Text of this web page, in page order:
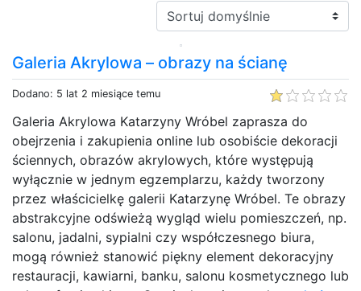
Sortuj:
Galeria Akrylowa – obrazy na ścianę
Dodano: 5 lat 2 miesiące temu
Galeria Akrylowa Katarzyny Wróbel zaprasza do
obejrzenia i zakupienia online lub osobiście dekoracji
ściennych, obrazów akrylowych, które występują
wyłącznie w jednym egzemplarzu, każdy tworzony
przez właścicielkę galerii Katarzynę Wróbel. Te obrazy
abstrakcyjne odświeżą wygląd wielu pomieszczeń, np.
salonu, jadalni, sypialni czy współczesnego biura,
mogą również stanowić piękny element dekoracyjny
restauracji, kawiarni, banku, salonu kosmetycznego lub